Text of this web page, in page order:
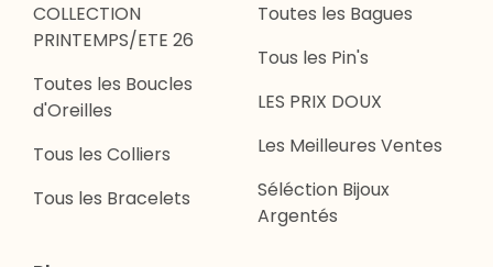
COLLECTION
PRINTEMPS/ETE 26
Toutes les Boucles
d'Oreilles
Tous les Colliers
Tous les Bracelets
Toutes les Bagues
Tous les Pin's
LES PRIX DOUX
Les Meilleures Ventes
Séléction Bijoux
Argentés